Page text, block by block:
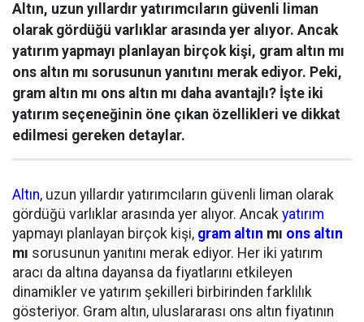
Altın, uzun yıllardır yatırımcıların güvenli liman
olarak gördüğü varlıklar arasında yer alıyor. Ancak
yatırım yapmayı planlayan birçok kişi, gram altın mı
ons altın mı sorusunun yanıtını merak ediyor. Peki,
gram altın mı ons altın mı daha avantajlı? İşte iki
yatırım seçeneğinin öne çıkan özellikleri ve dikkat
edilmesi gereken detaylar.
Altın, uzun yıllardır yatırımcıların güvenli liman olarak
gördüğü varlıklar arasında yer alıyor. Ancak yatırım
yapmayı planlayan birçok kişi, gram altın mı ons altın
mı sorusunun yanıtını merak ediyor. Her iki yatırım
aracı da altına dayansa da fiyatlarını etkileyen
dinamikler ve yatırım şekilleri birbirinden farklılık
gösteriyor. Gram altın, uluslararası ons altın fiyatının